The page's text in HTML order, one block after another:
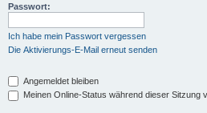
Passwort:
Ich habe mein Passwort vergessen
Die Aktivierungs-E-Mail erneut senden
Angemeldet bleiben
Meinen Online-Status während dieser Sitzung